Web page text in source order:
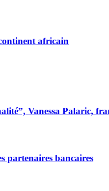
africain
Vanessa Palaric,
partenaires bancaires